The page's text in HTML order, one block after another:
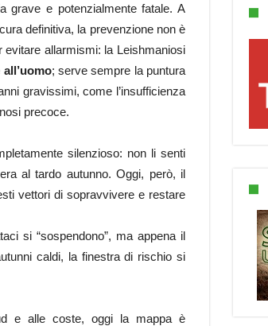
grave e potenzialmente fatale. A
definitiva, la prevenzione non è
evitare allarmismi: la Leishmaniosi
; serve sempre la puntura
gravissimi, come l’insufficienza
precoce.
silenzioso: non li senti
al tardo autunno. Oggi, però, il
vettori di sopravvivere e restare
si “sospendono”, ma appena il
caldi, la finestra di rischio si
e alle coste, oggi la mappa è